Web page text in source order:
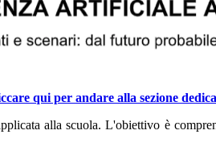
qui per andare alla sezione
alla scuola.L'obiettivo è